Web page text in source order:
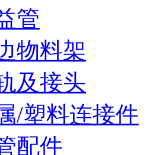
管
物料架
及接头
/塑料连接件
配件